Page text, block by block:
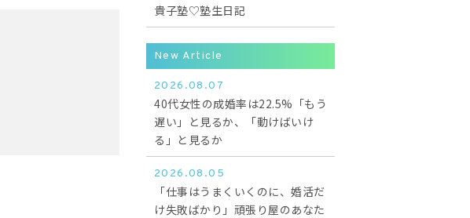
貴子塾♡塾生日記
New Article
2026.08.07
40代女性の成婚率は22.5%「もう
遅い」と見るか、「動けばいけ
る」と見るか
2026.08.05
「仕事はうまくいくのに、婚活だ
け失敗ばかり」頑張り屋のあなた